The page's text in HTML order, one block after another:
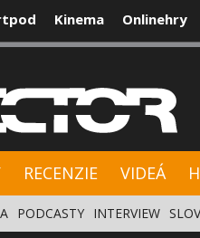
Kinema Onlinehry
RECENZIE VIDEÁ
PODCASTY INTERVIEW